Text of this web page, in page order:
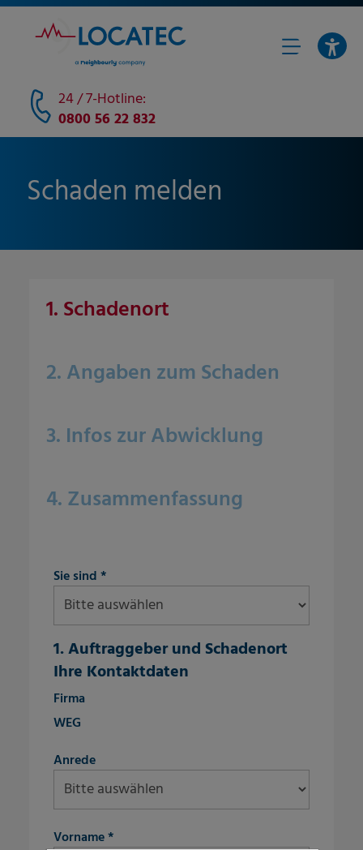
24 / 7-Hotline:
0800 56 22 832
Schaden melden
1. Schadenort
2. Angaben zum Schaden
3. Infos zur Abwicklung
4. Zusammenfassung
Sie sind*
1. Auftraggeber und Schadenort
Ihre Kontaktdaten
fieldset-7
Firma
WEG
fieldset-8
Anrede
Vorname*